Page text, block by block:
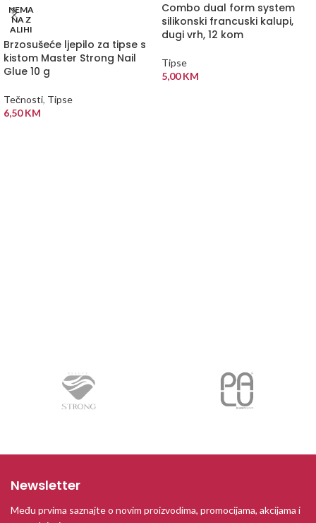
NEMA
NA Z
ALIHI
Brzosušeće ljepilo za tipse s
kistom Master Strong Nail
Glue 10 g
Tečnosti, Tipse
6,50KM
Combo dual form system
silikonski francuski kalupi,
dugi vrh, 12 kom
Tipse
5,00KM
Newsletter
Među prvima saznajte o novim proizvodima, promocijama, akcijama i